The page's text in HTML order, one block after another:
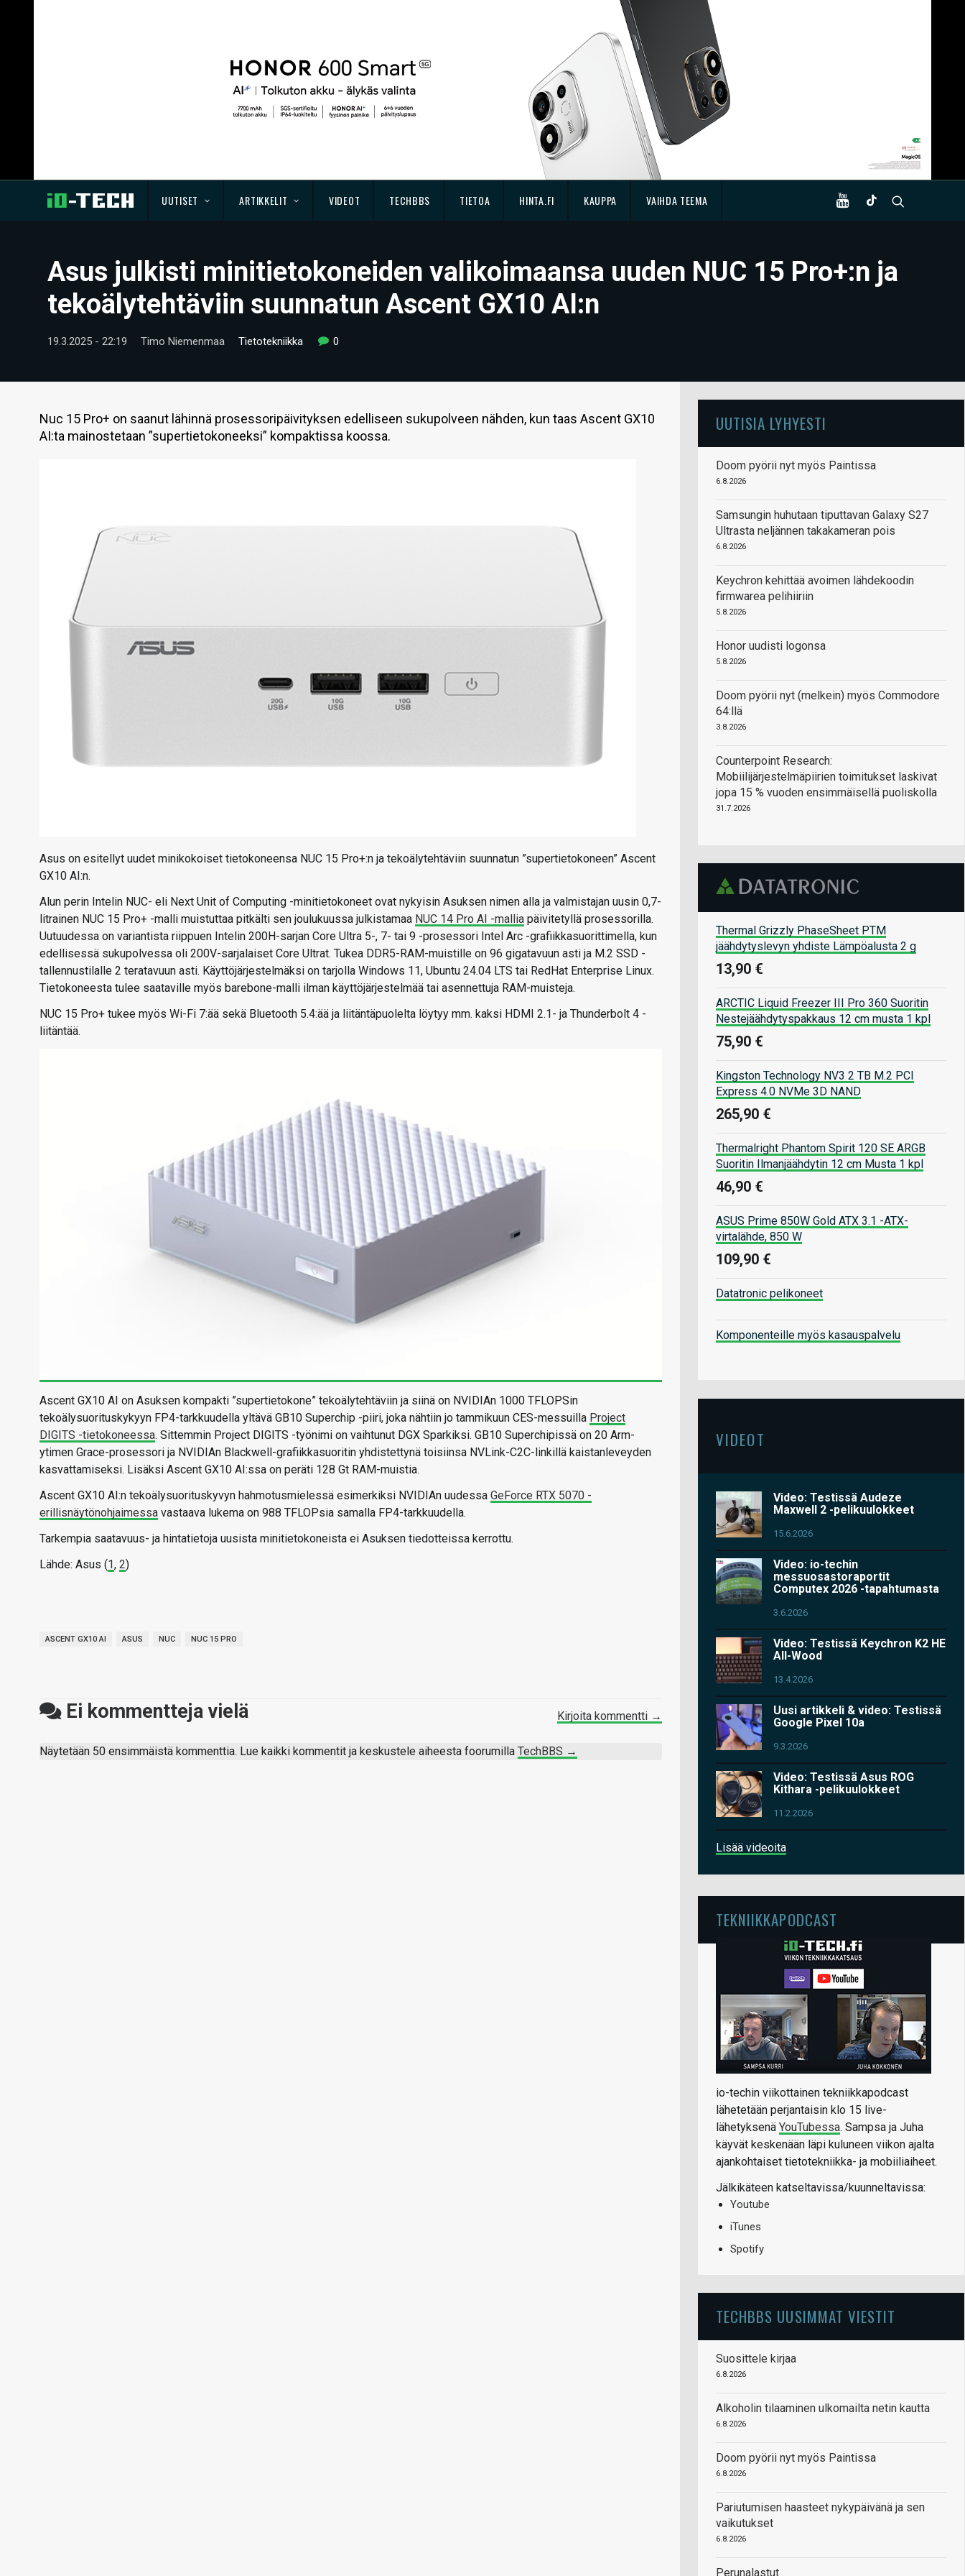
UUTISET ARTIKKELIT VIDEOT TECHBBS TIETOA HINTA.FI KAUPPA VAIHDA TEEMA
Asus julkisti minitietokoneiden valikoimaansa uuden NUC 15 Pro+:n ja
tekoälytehtäviin suunnatun Ascent GX10 AI:n
19.3.2025 - 22:19 Timo Niemenmaa Tietotekniikka 0
Nuc 15 Pro+ on saanut lähinnä prosessoripäivityksen edelliseen sukupolveen nähden, kun taas Ascent GX10
AI:ta mainostetaan ”supertietokoneeksi” kompaktissa koossa.
Asus on esitellyt uudet minikokoiset tietokoneensa NUC 15 Pro+:n ja tekoälytehtäviin suunnatun ”supertietokoneen” Ascent
GX10 AI:n.
Alun perin Intelin NUC- eli Next Unit of Computing -minitietokoneet ovat nykyisin Asuksen nimen alla ja valmistajan uusin 0,7-
litrainen NUC 15 Pro+ -malli muistuttaa pitkälti sen joulukuussa julkistamaa NUC 14 Pro AI -mallia päivitetyllä prosessorilla.
Uutuudessa on variantista riippuen Intelin 200H-sarjan Core Ultra 5-, 7- tai 9 -prosessori Intel Arc -grafiikkasuorittimella, kun
edellisessä sukupolvessa oli 200V-sarjalaiset Core Ultrat. Tukea DDR5-RAM-muistille on 96 gigatavuun asti ja M.2 SSD -
tallennustilalle 2 teratavuun asti. Käyttöjärjestelmäksi on tarjolla Windows 11, Ubuntu 24.04 LTS tai RedHat Enterprise Linux.
Tietokoneesta tulee saataville myös barebone-malli ilman käyttöjärjestelmää tai asennettuja RAM-muisteja.
NUC 15 Pro+ tukee myös Wi-Fi 7:ää sekä Bluetooth 5.4:ää ja liitäntäpuolelta löytyy mm. kaksi HDMI 2.1- ja Thunderbolt 4 -
liitäntää.
Ascent GX10 AI on Asuksen kompakti ”supertietokone” tekoälytehtäviin ja siinä on NVIDIAn 1000 TFLOPSin
tekoälysuorituskykyyn FP4-tarkkuudella yltävä GB10 Superchip -piiri, joka nähtiin jo tammikuun CES-messuilla Project
DIGITS -tietokoneessa. Sittemmin Project DIGITS -työnimi on vaihtunut DGX Sparkiksi. GB10 Superchipissä on 20 Arm-
ytimen Grace-prosessori ja NVIDIAn Blackwell-grafiikkasuoritin yhdistettynä toisiinsa NVLink-C2C-linkillä kaistanleveyden
kasvattamiseksi. Lisäksi Ascent GX10 AI:ssa on peräti 128 Gt RAM-muistia.
Ascent GX10 AI:n tekoälysuorituskyvyn hahmotusmielessä esimerkiksi NVIDIAn uudessa GeForce RTX 5070 -
erillisnäytönohjaimessa vastaava lukema on 988 TFLOPsia samalla FP4-tarkkuudella.
Tarkempia saatavuus- ja hintatietoja uusista minitietokoneista ei Asuksen tiedotteissa kerrottu.
Lähde: Asus (1, 2)
ASCENT GX10 AI ASUS NUC NUC 15 PRO
Ei kommentteja vielä Kirjoita kommentti →
Näytetään 50 ensimmäistä kommenttia. Lue kaikki kommentit ja keskustele aiheesta foorumilla TechBBS →
UUTISIA LYHYESTI
Doom pyörii nyt myös Paintissa
6.8.2026
Samsungin huhutaan tiputtavan Galaxy S27
Ultrasta neljännen takakameran pois
6.8.2026
Keychron kehittää avoimen lähdekoodin
firmwarea pelihiiriin
5.8.2026
Honor uudisti logonsa
5.8.2026
Doom pyörii nyt (melkein) myös Commodore
64:llä
3.8.2026
Counterpoint Research:
Mobiilijärjestelmäpiirien toimitukset laskivat
jopa 15 % vuoden ensimmäisellä puoliskolla
31.7.2026
Thermal Grizzly PhaseSheet PTM
jäähdytyslevyn yhdiste Lämpöalusta 2 g
13,90 €
ARCTIC Liquid Freezer III Pro 360 Suoritin
Nestejäähdytyspakkaus 12 cm musta 1 kpl
75,90 €
Kingston Technology NV3 2 TB M.2 PCI
Express 4.0 NVMe 3D NAND
265,90 €
Thermalright Phantom Spirit 120 SE ARGB
Suoritin Ilmanjäähdytin 12 cm Musta 1 kpl
46,90 €
ASUS Prime 850W Gold ATX 3.1 -ATX-
virtalähde, 850 W
109,90 €
Datatronic pelikoneet
Komponenteille myös kasauspalvelu
VIDEOT
Video: Testissä Audeze
Maxwell 2 -pelikuulokkeet
15.6.2026
Video: io-techin
messuosastoraportit
Computex 2026 -tapahtumasta
3.6.2026
Video: Testissä Keychron K2 HE
All-Wood
13.4.2026
Uusi artikkeli & video: Testissä
Google Pixel 10a
9.3.2026
Video: Testissä Asus ROG
Kithara -pelikuulokkeet
11.2.2026
Lisää videoita
TEKNIIKKAPODCAST
io-techin viikottainen tekniikkapodcast
lähetetään perjantaisin klo 15 live-
lähetyksenä YouTubessa. Sampsa ja Juha
käyvät keskenään läpi kuluneen viikon ajalta
ajankohtaiset tietotekniikka- ja mobiiliaiheet.
Jälkikäteen katseltavissa/kuunneltavissa:
Youtube
iTunes
Spotify
TECHBBS UUSIMMAT VIESTIT
Suosittele kirjaa
6.8.2026
Alkoholin tilaaminen ulkomailta netin kautta
6.8.2026
Doom pyörii nyt myös Paintissa
6.8.2026
Pariutumisen haasteet nykypäivänä ja sen
vaikutukset
6.8.2026
Perunalastut